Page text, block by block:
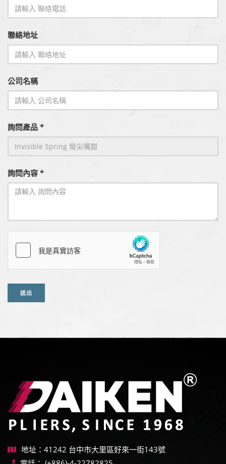
聯絡地址
公司名稱
詢問產品 *
詢問內容 *
送出
地址：41242 台中市大里區好來一街143號